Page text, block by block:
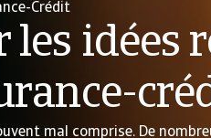
Crédit
les idées
mal comprise. De